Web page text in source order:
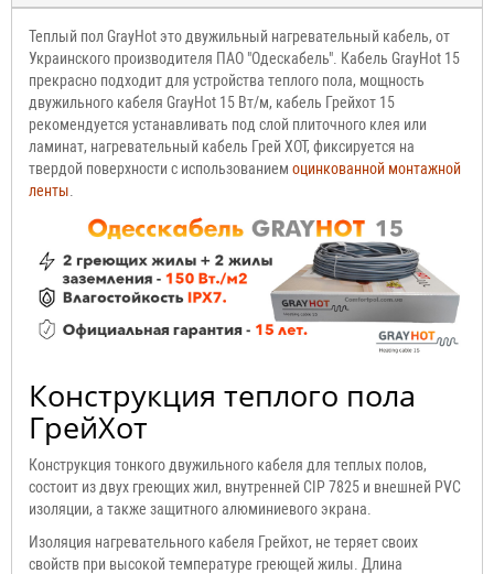
Теплый пол GrayHot это двужильный нагревательный кабель, от
Украинского производителя ПАО "Одескабель". Кабель GrayHot 15
прекрасно подходит для устройства теплого пола, мощность
двужильного кабеля GrayHot 15 Вт/м, кабель Грейхот 15
рекомендуется устанавливать под слой плиточного клея или
ламинат, нагревательный кабель Грей ХОТ, фиксируется на
твердой поверхности с использованием оцинкованной монтажной
ленты
Конструкция теплого пола
ГрейХот
Конструкция тонкого двужильного кабеля для теплых полов,
состоит из двух греющих жил, внутренней CIP 7825 и внешней PVC
изоляции, а также защитного алюминиевого экрана.
Изоляция нагревательного кабеля Грейхот, не теряет своих
свойств при высокой температуре греющей жилы. Длина